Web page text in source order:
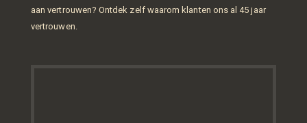
aan vertrouwen? Ontdek zelf waarom klanten ons al 45 jaar
vertrouwen.